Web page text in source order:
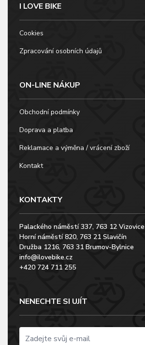
I LOVE BIKE
Cookies
Zpracování osobních údajů
ON-LINE NÁKUP
Obchodní podmínky
Doprava a platba
Reklamace a výměna / vrácení zboží
Kontakt
KONTAKTY
Palackého náměstí 337, 763 12 Vizovice
Horní náměstí 820, 763 21 Slavičín
Družba 1216, 763 31 Brumov-Bylnice
info@ilovebike.cz
+420 724 711 255
NENECHTE SI UJÍT